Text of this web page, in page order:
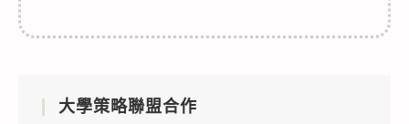
大學策略聯盟合作